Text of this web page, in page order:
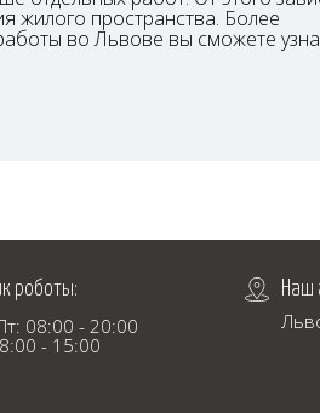
жилого пространства. Более
во Львове вы сможете
роботы:
08:00 - 20:00
- 15:00
Наш